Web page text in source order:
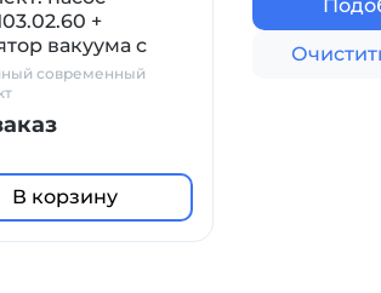
+
вакуума с
и
(ловушкой)
современный
В корзину